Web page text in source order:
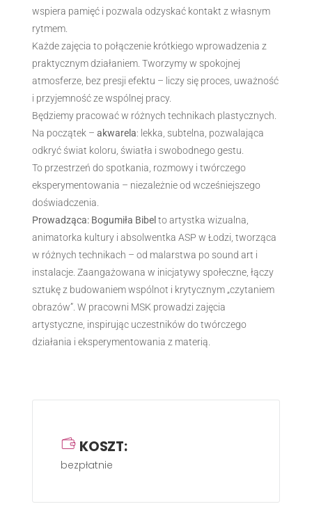
wspiera pamięć i pozwala odzyskać kontakt z własnym
rytmem.
Każde zajęcia to połączenie krótkiego wprowadzenia z
praktycznym działaniem. Tworzymy w spokojnej
atmosferze, bez presji efektu – liczy się proces, uważność
i przyjemność ze wspólnej pracy.
Będziemy pracować w różnych technikach plastycznych.
Na początek – akwarela: lekka, subtelna, pozwalająca
odkryć świat koloru, światła i swobodnego gestu.
To przestrzeń do spotkania, rozmowy i twórczego
eksperymentowania – niezależnie od wcześniejszego
doświadczenia.
Prowadząca: Bogumiła Bibel to artystka wizualna,
animatorka kultury i absolwentka ASP w Łodzi, tworząca
w różnych technikach – od malarstwa po sound art i
instalacje. Zaangażowana w inicjatywy społeczne, łączy
sztukę z budowaniem wspólnot i krytycznym „czytaniem
obrazów”. W pracowni MSK prowadzi zajęcia
artystyczne, inspirując uczestników do twórczego
działania i eksperymentowania z materią.
KOSZT:
bezpłatnie